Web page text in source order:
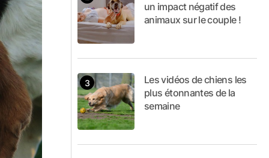
un impact négatif des
animaux sur le couple !
Les vidéos de chiens les
plus étonnantes de la
semaine